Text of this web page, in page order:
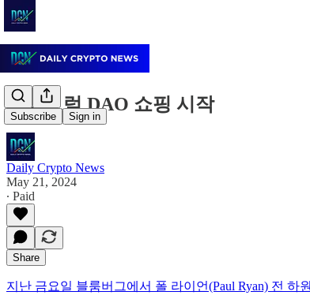
Subscribe Sign in
아비트럼 DAO 쇼핑 시작
Daily Crypto News
May 21, 2024
∙ Paid
Share
지난 금요일 블룸버그에서 폴 라이언(Paul Ryan) 전